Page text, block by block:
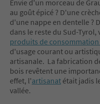
Envie d'un morceau de
au goût épicé ? D'une
d'une nappe en dentelle ?
dans le reste du Sud-
produits de
d'usage courant ou
artisanale. La fabrication
bois revêtent une
effet, l'artisanat était jadis
vallée.